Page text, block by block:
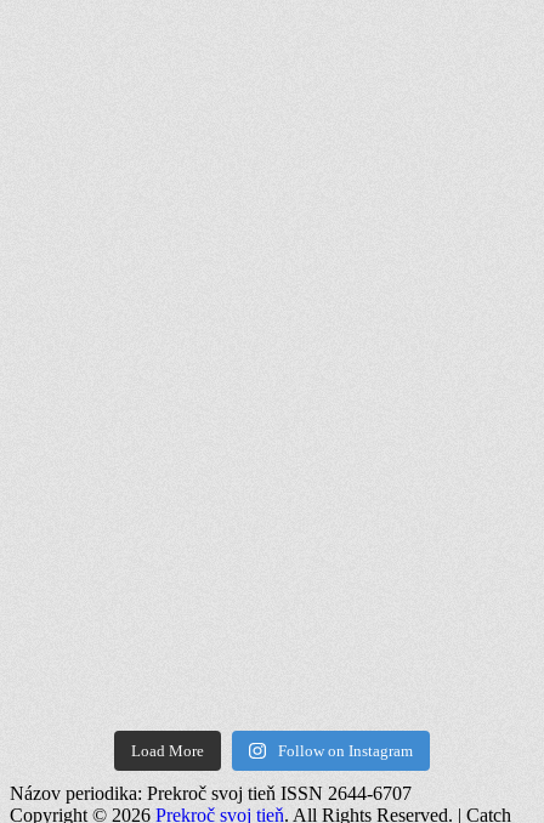
Load More Follow on Instagram
Názov periodika: Prekroč svoj tieň ISSN 2644-6707
Copyright © 2026 Prekroč svoj tieň. All Rights Reserved. | Catch